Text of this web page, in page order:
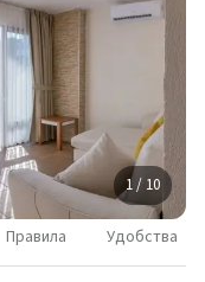
1 / 10
Правила Удобства